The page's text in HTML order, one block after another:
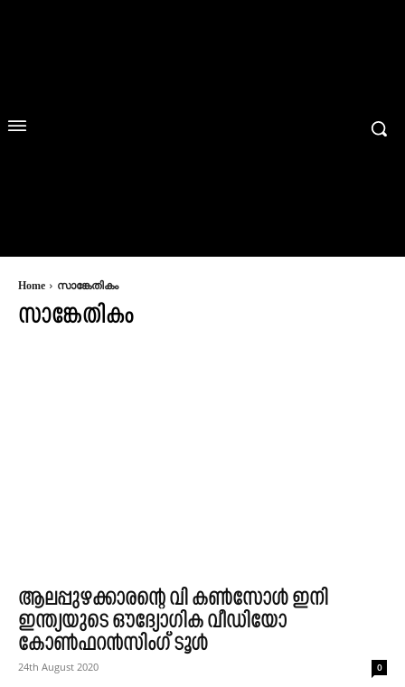
Home സാങ്കേതികം
സാങ്കേതികം
ആലപ്പുഴക്കാരന്റെ വി കൺസോൾ ഇനി
ഇന്ത്യയുടെ ഔദ്യോഗിക വീഡിയോ
കോൺഫറൻസിംഗ് ടൂൾ
24th August 2020 0